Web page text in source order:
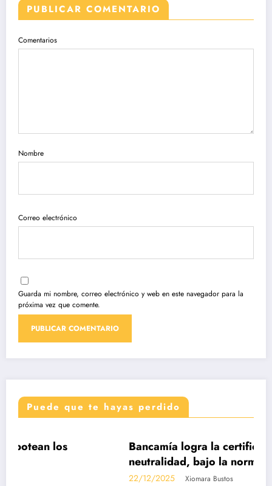
PUBLICAR COMENTARIO
Comentarios
Nombre
Correo electrónico
Guarda mi nombre, correo electrónico y web en este navegador para la
próxima vez que comente.
Puede que te hayas perdido
Bancamía logra la certificación carbono
neutralidad, bajo la norma
Xiomara Bustos